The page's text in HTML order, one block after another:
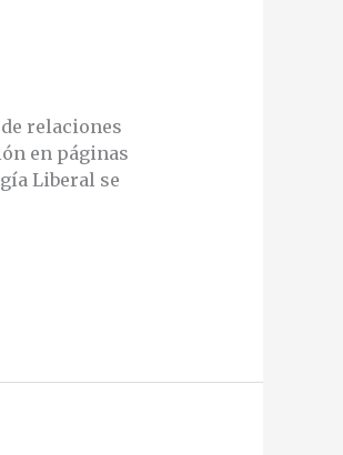
relaciones
en páginas
Liberal se